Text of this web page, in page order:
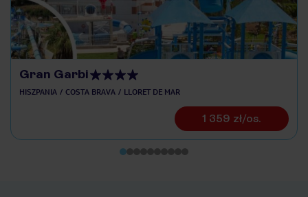
Gran Garbi
HISZPANIA COSTA BRAVA LLORET DE MAR
1 359 zł/os.